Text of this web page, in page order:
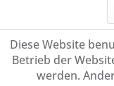
Diese Website
Betrieb der
werden.